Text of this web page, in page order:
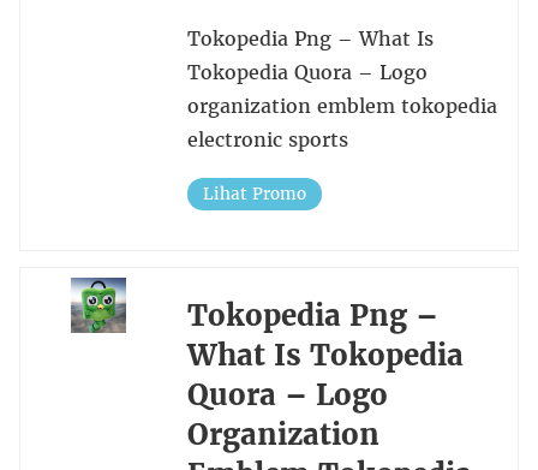
Tokopedia Png – What Is
Tokopedia Quora – Logo
organization emblem tokopedia
electronic sports
Lihat Promo
Tokopedia Png –
What Is Tokopedia
Quora – Logo
Organization